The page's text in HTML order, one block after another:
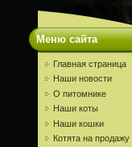
Меню сайта
Главная страница
Наши новости
О питомнике
Наши коты
Наши кошки
Котята на продажу